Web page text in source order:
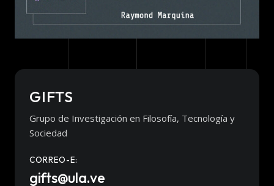
GIFTS
Grupo de Investigación en Filosofía, Tecnología y
Sociedad
CORREO-E:
gifts@ula.ve